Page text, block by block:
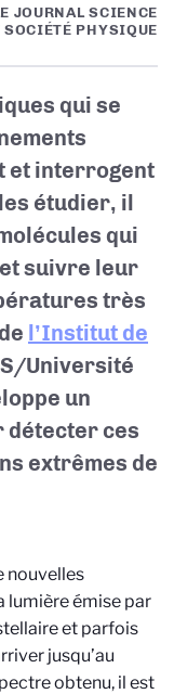
JOURNAL SCIENCE
SOCIÉTÉ PHYSIQUE
qui se
et interrogent
étudier, il
qui
suivre leur
très
l’Institut de
Université
un
détecter ces
extrêmes de
nouvelles
lumière émise par
et parfois
jusqu’au
obtenu, il est